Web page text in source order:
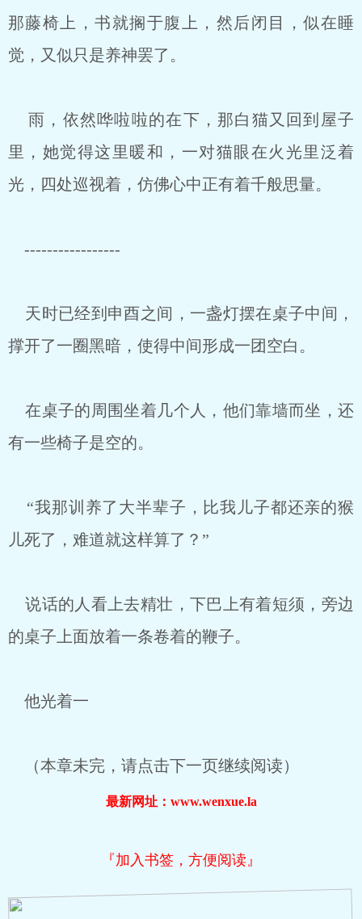
那藤椅上，书就搁于腹上，然后闭目，似在睡
觉，又似只是养神罢了。
雨，依然哗啦啦的在下，那白猫又回到屋子
里，她觉得这里暖和，一对猫眼在火光里泛着
光，四处巡视着，仿佛心中正有着千般思量。
-----------------
天时已经到申酉之间，一盏灯摆在桌子中间，
撑开了一圈黑暗，使得中间形成一团空白。
在桌子的周围坐着几个人，他们靠墙而坐，还
有一些椅子是空的。
“我那训养了大半辈子，比我儿子都还亲的猴
儿死了，难道就这样算了？”
说话的人看上去精壮，下巴上有着短须，旁边
的桌子上面放着一条卷着的鞭子。
他光着一
（本章未完，请点击下一页继续阅读）
最新网址：www.wenxue.la
『加入书签，方便阅读』